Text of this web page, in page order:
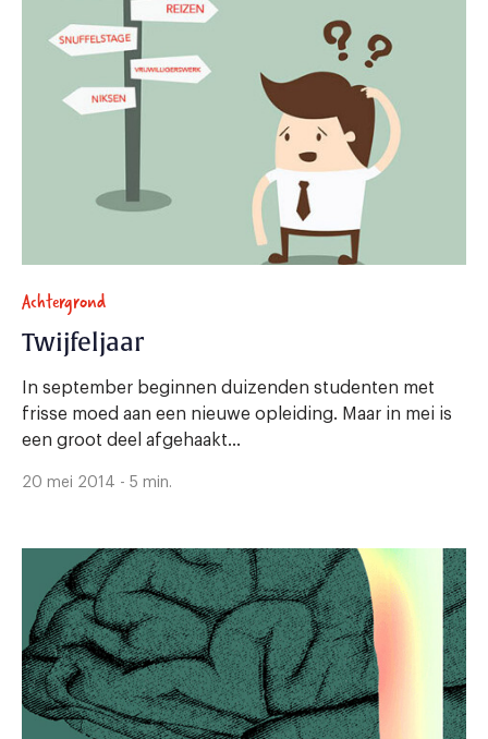
Achtergrond
Twijfeljaar
In september beginnen duizenden studenten met
frisse moed aan een nieuwe opleiding. Maar in mei is
een groot deel afgehaakt...
20 mei 2014 - 5 min.